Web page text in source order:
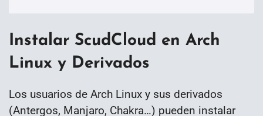
Instalar ScudCloud en Arch
Linux y Derivados
Los usuarios de Arch Linux y sus derivados
(Antergos, Manjaro, Chakra…) pueden instalar